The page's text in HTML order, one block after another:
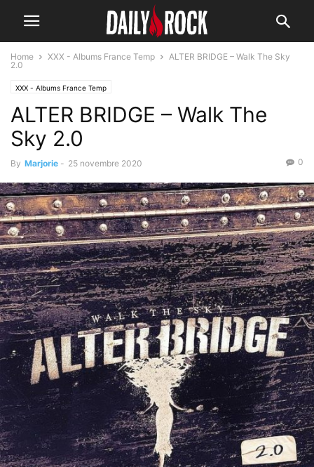
Home XXX - Albums France Temp
ALTER BRIDGE – Walk The Sky
2.0
XXX - Albums France Temp
ALTER BRIDGE – Walk The
Sky 2.0
By Marjorie - 25 novembre 2020 0